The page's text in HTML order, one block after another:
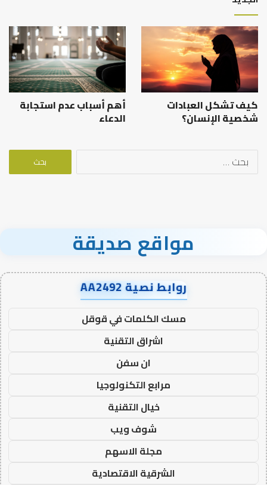
كيف تشكل العبادات
شخصية الإنسان؟
أهم أسباب عدم استجابة
الدعاء
البحث
مواقع صديقة
روابط نصية AA2492
مسك الكلمات في قوقل
اشراق التقنية
ان سفن
مرابع التكنولوجيا
خيال التقنية
شوف ويب
مجلة الاسهم
الشرقية الاقتصادية